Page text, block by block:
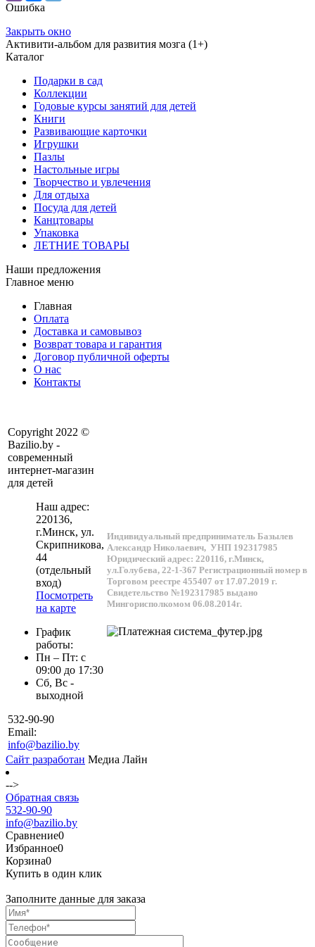
Ошибка
Закрыть окно
Активити-альбом для развития мозга (1+)
Каталог
Подарки в сад
Коллекции
Годовые курсы занятий для детей
Книги
Развивающие карточки
Игрушки
Пазлы
Настольные игры
Творчество и увлечения
Для отдыха
Посуда для детей
Канцтовары
Упаковка
ЛЕТНИЕ ТОВАРЫ
Наши предложения
Главное меню
Главная
Оплата
Доставка и самовывоз
Возврат товара и гарантия
Договор публичной оферты
О нас
Контакты
Copyright 2022 ©
Bazilio.by -
современный
интернет-магазин
для детей
Наш адрес:
220136,
г.Минск, ул.
Скрипникова,
44
(отдельный
вход)
Посмотреть
на карте
График
работы:
Пн – Пт: с
09:00 до 17:30
Сб, Вс -
выходной
532-90-90
Email:
info@bazilio.by
Индивидуальный предприниматель Базылев
Александр Николаевич, УНП 192317985
Юридический адрес: 220116, г.Минск,
ул.Голубева, 22-1-367 Регистрационный номер в
Торговом реестре 455407 от 17.07.2019 г.
Свидетельство №192317985 выдано
Мингорисполкомом 06.08.2014г.
Сайт разработан Медиа Лайн
-->
Обратная связь
532-90-90
info@bazilio.by
Сравнение0
Избранное0
Корзина0
Купить в один клик
Заполните данные для заказа